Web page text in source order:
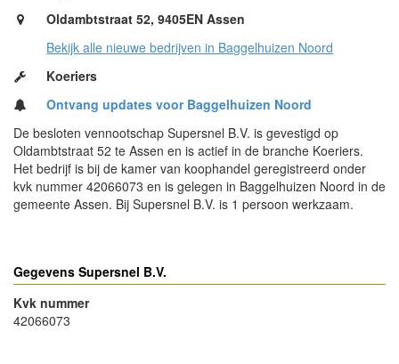
Oldambtstraat 52, 9405EN Assen
Bekijk alle nieuwe bedrijven in Baggelhuizen Noord
Koeriers
Ontvang updates voor Baggelhuizen Noord
De besloten vennootschap Supersnel B.V. is gevestigd op
Oldambtstraat 52 te Assen en is actief in de branche Koeriers.
Het bedrijf is bij de kamer van koophandel geregistreerd onder
kvk nummer 42066073 en is gelegen in Baggelhuizen Noord in de
gemeente Assen. Bij Supersnel B.V. is 1 persoon werkzaam.
Gegevens Supersnel B.V.
Kvk nummer
42066073